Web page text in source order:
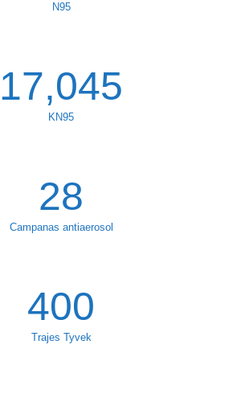
N95
17,045
KN95
28
Campanas antiaerosol
400
Trajes Tyvek